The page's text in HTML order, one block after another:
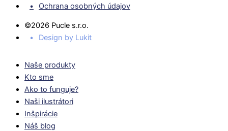
Ochrana osobných údajov
©2026 Pucle s.r.o.
Design by Lukit
Naše produkty
Kto sme
Ako to funguje?
Naši ilustrátori
Inšpirácie
Náš blog